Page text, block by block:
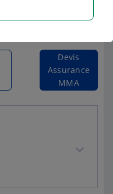
Devis
Assurance
MMA